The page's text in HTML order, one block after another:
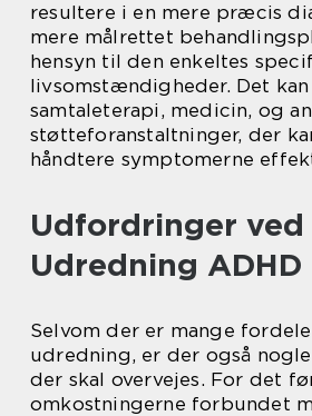
resultere i en mere præcis
mere målrettet
hensyn til den enkeltes
livsomstændigheder. Det
samtaleterapi, medicin, og
støtteforanstaltninger, der
håndtere symptomerne
Udfordringer ved
Udredning ADHD
Selvom der er mange
udredning, er der også
der skal overvejes. For det
omkostningerne forbundet